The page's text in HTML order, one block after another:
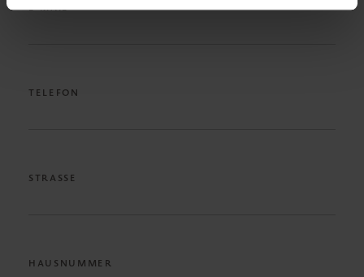
E-MAIL*
TELEFON
STRASSE
HAUSNUMMER